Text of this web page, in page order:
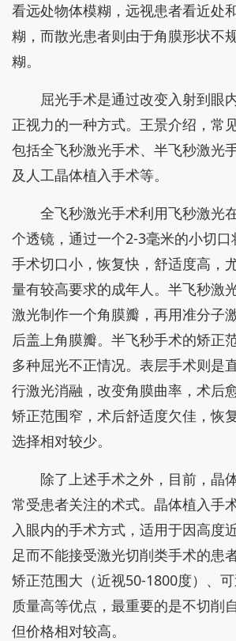
看远处物体模糊，远视患者看近处
糊，而散光患者则由于角膜形状不
糊。
屈光手术是通过改变入射到眼
正视力的一种方式。王景介绍，常
包括‌全飞秒激光手术、‌半飞秒激光
及人工晶体植入手术等。
全飞秒激光手术利用飞秒激光
个透镜，通过一个2-3毫米的小切
手术切口小，恢复快，舒适度高，
量有较高要求的成年人。‌半飞秒激
激光制作一个角膜瓣，再用准分子
后盖上角膜瓣。半飞秒手术的矫正
多种屈光不正情况。‌表层手术则是
行激光消融，改变角膜曲率，术后
矫正范围窄，术后舒适度欠佳，恢
选择相对较少。
除了上述手术之外，目前，晶
常受患者关注的术式。晶体植入手
入眼内的手术方式，适用于因高度
足而不能接受激光切削类手术的患
矫正范围大（近视50-1800度）、
质量高等优点，最重要的是不切削
但价格相对较高。